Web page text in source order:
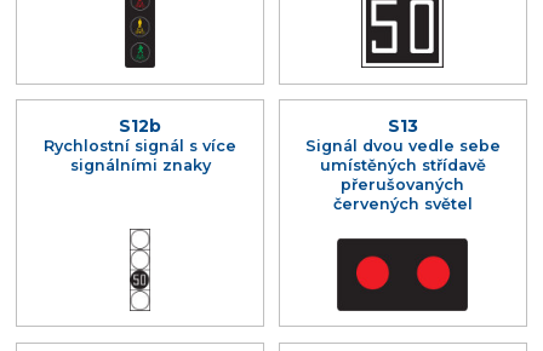
S12b
Rychlostní signál s více
signálními znaky
S13
Signál dvou vedle sebe
umístěných střídavě
přerušovaných
červených světel